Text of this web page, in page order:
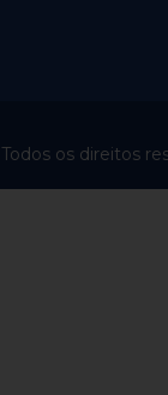
os direitos